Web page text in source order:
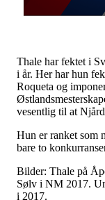
Thale har fektet i
i år. Her har hun
Roqueta og
vesentlig til at
Hun er ranket som
bare to
Bilder: Thale på
Sølv i NM 2017.
i 2017.